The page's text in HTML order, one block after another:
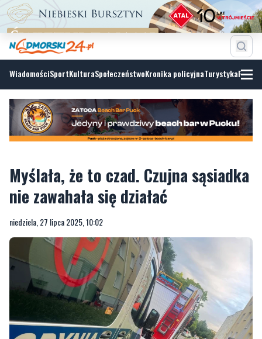
WiadomościSportKulturaSpołeczeństwoKronika policyjnaTurystyka
Myślała, że to czad. Czujna sąsiadka
nie zawahała się działać
niedziela, 27 lipca 2025, 10:02